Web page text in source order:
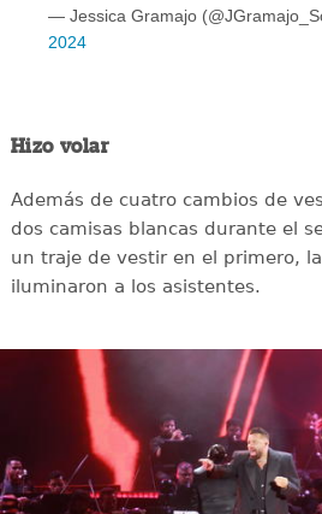
— Jessica Gramajo
2024
Hizo volar
Además de cuatro cambios de
dos camisas blancas durante el
un traje de vestir en el primero,
iluminaron a los asistentes.